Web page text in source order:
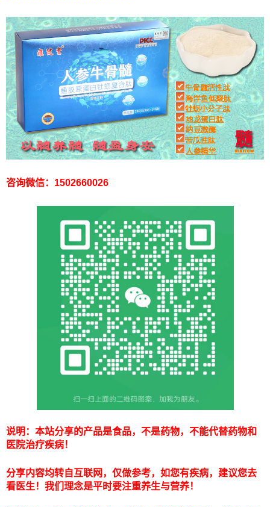
咨询微信：1502660026
说明：本站分享的产品是食品，不是药物，不能代替药物和
医院治疗疾病！
分享内容均转自互联网，仅做参考，如您有疾病，建议您去
看医生！我们理念是平时要注重养生与营养！